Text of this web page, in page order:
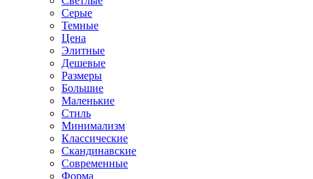
Серые
Темные
Цена
Элитные
Дешевые
Размеры
Большие
Маленькие
Стиль
Минимализм
Классические
Скандинавские
Современные
Форма